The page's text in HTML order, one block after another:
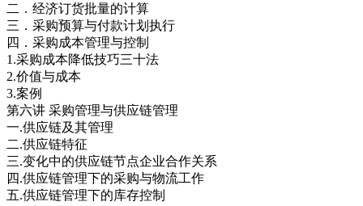
二．经济订货批量的计算
三．采购预算与付款计划执行
四．采购成本管理与控制
1.采购成本降低技巧三十法
2.价值与成本
3.案例
第六讲 采购管理与供应链管理
一.供应链及其管理
二.供应链特征
三.变化中的供应链节点企业合作关系
四.供应链管理下的采购与物流工作
五.供应链管理下的库存控制